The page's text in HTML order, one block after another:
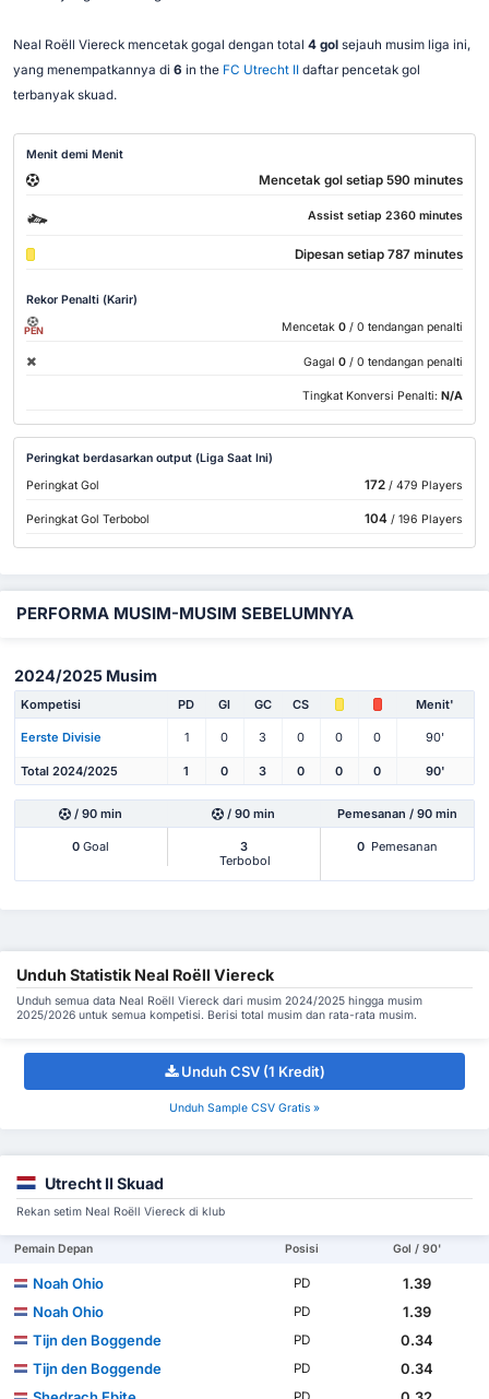
Neal Roëll Viereck mencetak gogal dengan total 4 golsejauh musim liga ini,
yang menempatkannya di 6 in the FC Utrecht IIdaftar pencetak gol
terbanyak skuad.
Menit demi Menit
Mencetak gol setiap 590 minutes
Assist setiap 2360 minutes
Dipesan setiap 787 minutes
Rekor Penalti (Karir)
PEN Mencetak 0 / 0 tendangan penalti
Gagal 0 / 0 tendangan penalti
Tingkat Konversi Penalti: N/A
Peringkat berdasarkan output (Liga Saat Ini)
Peringkat Gol
172/ 479 Players
Peringkat Gol Terbobol 104/ 196 Players
PERFORMA MUSIM-MUSIM SEBELUMNYA
2024/2025 Musim
Kompetisi PD Gl GC CS Menit'
Eerste Divisie 1 0 3 0 0 0 90'
Total 2024/2025 1 0 3 0 0 0 90'
/ 90 min / 90 min Pemesanan / 90 min
0 Goal
3
Terbobol
0 Pemesanan
Unduh Statistik Neal Roëll Viereck
Unduh semua data Neal Roëll Viereck dari musim 2024/2025 hingga musim
2025/2026 untuk semua kompetisi. Berisi total musim dan rata-rata musim.
Unduh CSV (1 Kredit)
Unduh Sample CSV Gratis »
Utrecht II Skuad
Rekan setim Neal Roëll Viereck di klub
Pemain Depan Posisi Gol / 90'
Noah Ohio PD
1.39
Noah Ohio
PD
1.39
Tijn den Boggende
PD
0.34
Tijn den Boggende
PD
0.34